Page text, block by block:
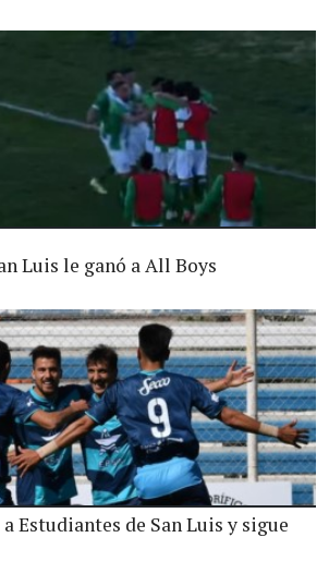
Luis le ganó a All Boys
Estudiantes de San Luis y sigue